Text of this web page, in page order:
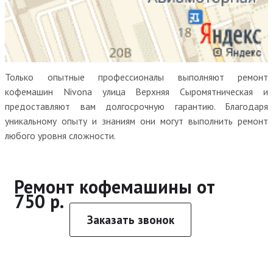
Только опытные профессионалы выполняют ремонт
кофемашин Nivona улица Верхняя Сыромятническая и
предоставляют вам долгосрочную гарантию. Благодаря
уникальному опыту и знаниям они могут выполнить ремонт
любого уровня сложности.
Ремонт кофемашины от
750 р.
Заказать звонок